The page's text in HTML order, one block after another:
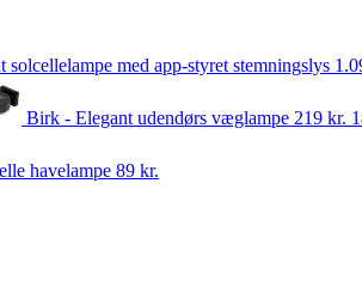
med app-styret stemningslys
Birk - Elegant udendørs væglampe 219 kr.
havelampe 89 kr.